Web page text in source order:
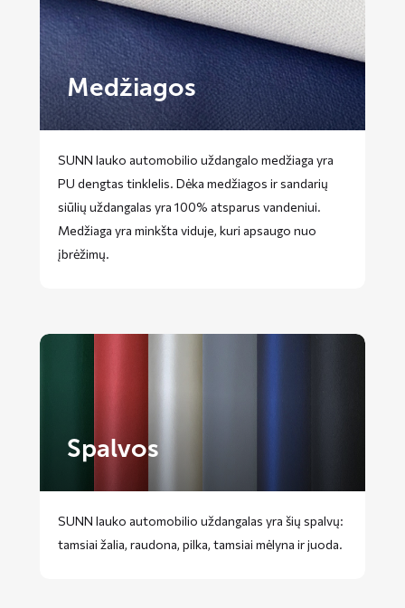
Medžiagos
SUNN lauko automobilio uždangalo medžiaga yra
PU dengtas tinklelis. Dėka medžiagos ir sandarių
siūlių uždangalas yra 100% atsparus vandeniui.
Medžiaga yra minkšta viduje, kuri apsaugo nuo
įbrėžimų.
Spalvos
SUNN lauko automobilio uždangalas yra šių spalvų:
tamsiai žalia, raudona, pilka, tamsiai mėlyna ir juoda.